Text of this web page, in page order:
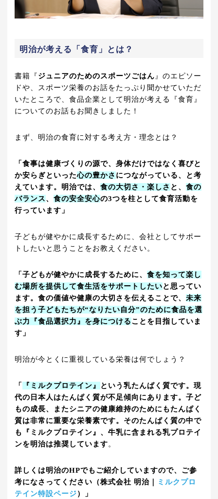
明治が考える「食育」とは？
書籍『ジュニアのためのスポーツごはん 』のエピソー
ドや、スポーツ栄養のお話をたっぷり聞かせていただ
いたところで、食品企業として明治が考える『食育』
についてのお話もお聞きしました！
まず、明治の食育に対する考え方・理念とは？
「食事は健康づくりの源で、身体だけではなく喜びと
か安らぎといった心の豊かさ につながっている、と考
えています。明治では、 食の大切さ・楽しさ と、 食の
バランス、 食の安全安心の3つを柱として食育活動を
行っています」
子どもが健やかに成長するために、会社としてサポー
トしたいと思うことをお教えください。
「子どもが健やかに成長するために、 食を知って楽し
む場所を提供して食生活をサポートしたいと思ってい
ます。食の価値や健康の大切さを伝えることで、 未来
を担う子どもたちが“なりたい自分”のために食品を選
ぶ力『食品選択力』を身につけることを目指していま
す」
明治が今とくに重視している栄養は何でしょう？
「 『ミルクプロテイン』
という乳たんぱく質です。現
代の日本人はたんぱく質が不足傾向にあります。子ど
もの成長、またシニアの健康維持のためにもたんぱく
質は非常に重要な栄養素です。そのたんぱく質の中で
も『ミルクプロテイン』、牛乳に含まれる乳プロテイ
ンを明治は推奨しています。
詳しくは明治のHPでもご紹介していますので、ご参
考になさってください（株式会社 明治｜
ミルクプロ
テイン特設ページ）」